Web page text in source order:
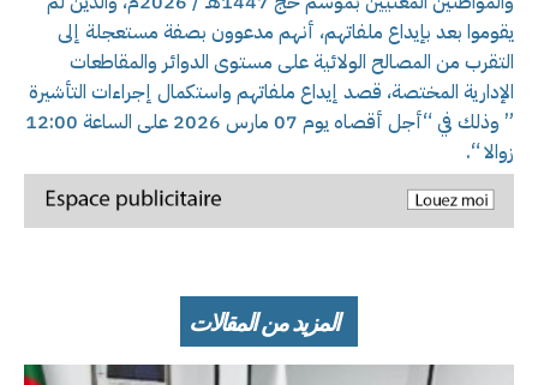
يقوموا بعد بإيداع ملفاتهم، أنهم مدعوون بصفة مستعجلة إلى
التقرب من المصالح الولائية على مستوى الدوائر والمقاطعات
الإدارية المختصة، قصد إيداع ملفاتهم واستكمال إجراءات التأشيرة
” وذلك في “أجل أقصاه يوم 07 مارس 2026 على الساعة 12:00
زوالا “.
المزيد من المقالات